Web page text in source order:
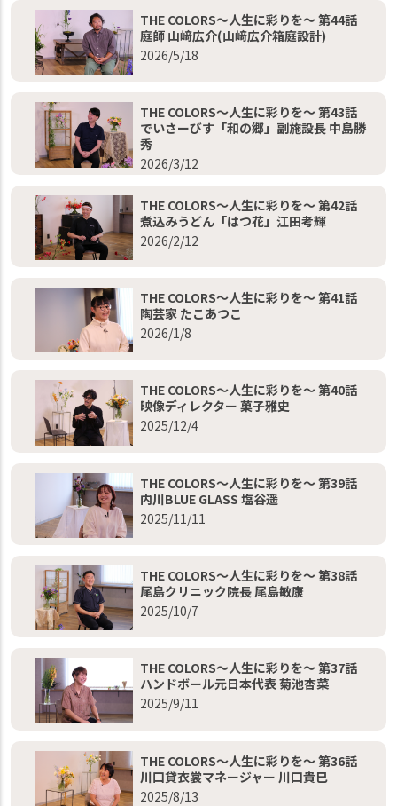
THE COLORS～人生に彩りを～ 第44話
庭師 山﨑広介(山﨑広介箱庭設計)
2026/5/18
THE COLORS～人生に彩りを～ 第43話
でいさーびす「和の郷」副施設長 中島勝
秀
2026/3/12
THE COLORS～人生に彩りを～ 第42話
煮込みうどん「はつ花」江田考輝
2026/2/12
THE COLORS～人生に彩りを～ 第41話
陶芸家 たこあつこ
2026/1/8
THE COLORS～人生に彩りを～ 第40話
映像ディレクター 菓子雅史
2025/12/4
THE COLORS～人生に彩りを～ 第39話
内川BLUE GLASS 塩谷遥
2025/11/11
THE COLORS～人生に彩りを～ 第38話
尾島クリニック院長 尾島敏康
2025/10/7
THE COLORS～人生に彩りを～ 第37話
ハンドボール元日本代表 菊池杏菜
2025/9/11
THE COLORS～人生に彩りを～ 第36話
川口貸衣裳マネージャー 川口貴巳
2025/8/13